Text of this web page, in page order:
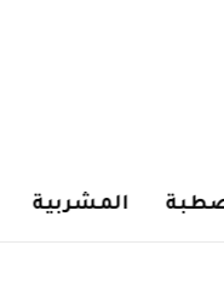
المشربية